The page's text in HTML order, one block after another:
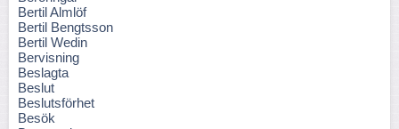
Bertil Almlöf
Bertil Bengtsson
Bertil Wedin
Bervisning
Beslagta
Beslut
Beslutsförhet
Besök